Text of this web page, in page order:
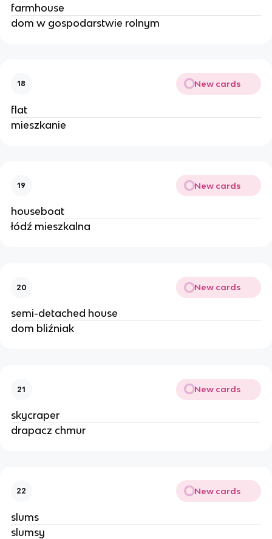
farmhouse
dom w gospodarstwie rolnym
18 New cards
flat
mieszkanie
19 New cards
houseboat
łódź mieszkalna
20 New cards
semi-detached house
dom bliźniak
21 New cards
skycraper
drapacz chmur
22 New cards
slums
slumsy